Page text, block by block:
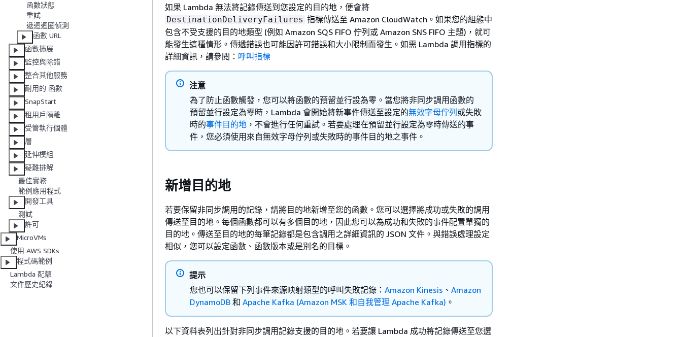
函數狀態
重試
遞迴迴圈偵測
函數 URL
函數擴展
監控與除錯
整合其他服務
耐用的 函數
SnapStart
租用戶隔離
受管執行個體
層
延伸模組
疑難排解
最佳實務
範例應用程式
開發工具
測試
許可
MicroVMs
使用 AWS SDKs
程式碼範例
Lambda 配額
文件歷史紀錄
如果 Lambda 無法將記錄傳送到您設定的目的地，便會將
DestinationDeliveryFailures 指標傳送至 Amazon CloudWatch。如果您的組態中
包含不受支援的目的地類型 (例如 Amazon SQS FIFO 佇列或 Amazon SNS FIFO 主題)，就可
能發生這種情形。傳遞錯誤也可能因許可錯誤和大小限制而發生。如需 Lambda 調用指標的
詳細資訊，請參閱： 呼叫指標
注意
為了防止函數觸發，您可以將函數的預留並行設為零。當您將非同步調用函數的
預留並行設定為零時，Lambda 會開始將新事件傳送至設定的無效字母佇列 或失敗
時的事件目的地 ，不會進行任何重試。若要處理在預留並行設定為零時傳送的事
件，您必須使用來自無效字母佇列或失敗時的事件目的地之事件。
新增目的地
若要保留非同步調用的記錄，請將目的地新增至您的函數。您可以選擇將成功或失敗的調用
傳送至目的地。每個函數都可以有多個目的地，因此您可以為成功和失敗的事件配置單獨的
目的地。傳送至目的地的每筆記錄都是包含調用之詳細資訊的 JSON 文件。與錯誤處理設定
相似，您可以設定函數、函數版本或是別名的目標。
提示
您也可以保留下列事件來源映射類型的呼叫失敗記錄： Amazon Kinesis 、 Amazon
DynamoDB 和 Apache Kafka (Amazon MSK 和自我管理 Apache Kafka) 。
以下資料表列出針對非同步調用記錄支援的目的地。若要讓 Lambda 成功將記錄傳送至您選